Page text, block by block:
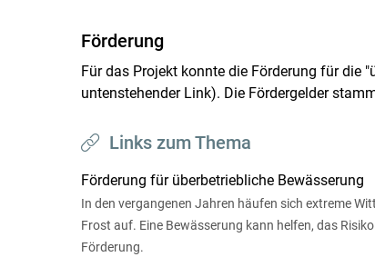
Förderung
Für das Projekt konnte die Förderung für die
untenstehender Link). Die Fördergelder
Links zum Thema
Förderung für überbetriebliche Bewässerung
In den vergangenen Jahren häufen sich extreme
Frost auf. Eine Bewässerung kann helfen, das
Förderung.